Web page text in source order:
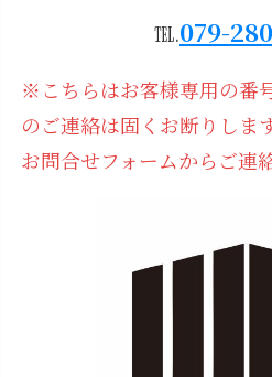
℡.079-
※こちらはお客様専用の番
のご連絡は固くお断りしま
お問合せフォームからご連